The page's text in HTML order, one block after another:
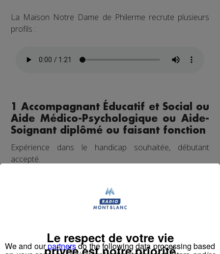
La Maison Notre Dame de Philerme recrute plusieurs
profils :
1 Accompagnant Éducatif et Social ou
Aide Médico-Psychologique ou Aide-
Soignant diplômé ou faisant fonction
Expérience dans le handicap souhaitée, débutant
accepté.
(prime les dimanches travaillés)
Rémunération base conventionnelle CCN 1966,
We and ourpartnersdo the following data processing based
Le respect de votre vie